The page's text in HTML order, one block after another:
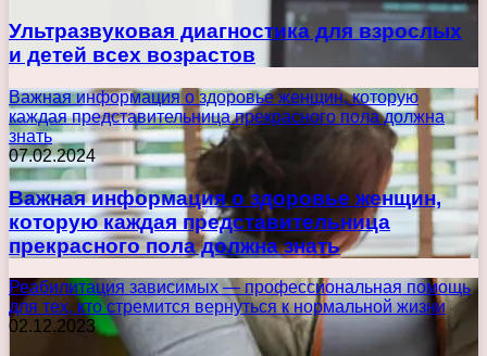
Ультразвуковая диагностика для взрослых
и детей всех возрастов
Важная информация о здоровье женщин, которую
каждая представительница прекрасного пола должна
знать
07.02.2024
Важная информация о здоровье женщин,
которую каждая представительница
прекрасного пола должна знать
Реабилитация зависимых — профессиональная помощь
для тех, кто стремится вернуться к нормальной жизни
02.12.2023